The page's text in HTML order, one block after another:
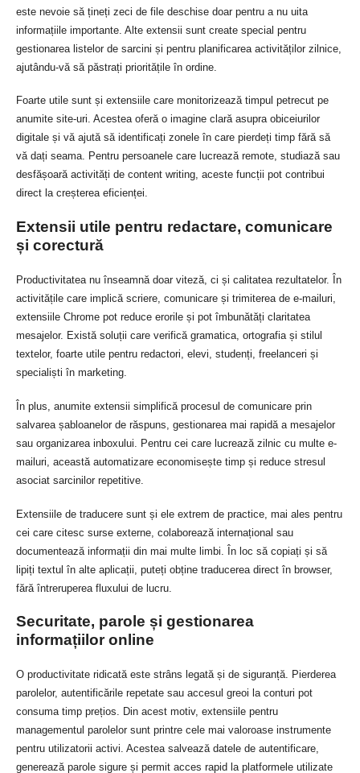
este nevoie să țineți zeci de file deschise doar pentru a nu uita
informațiile importante. Alte extensii sunt create special pentru
gestionarea listelor de sarcini și pentru planificarea activităților zilnice,
ajutându-vă să păstrați prioritățile în ordine.
Foarte utile sunt și extensiile care monitorizează timpul petrecut pe
anumite site-uri. Acestea oferă o imagine clară asupra obiceiurilor
digitale și vă ajută să identificați zonele în care pierdeți timp fără să
vă dați seama. Pentru persoanele care lucrează remote, studiază sau
desfășoară activități de content writing, aceste funcții pot contribui
direct la creșterea eficienței.
Extensii utile pentru redactare, comunicare
și corectură
Productivitatea nu înseamnă doar viteză, ci și calitatea rezultatelor. În
activitățile care implică scriere, comunicare și trimiterea de e-mailuri,
extensiile Chrome pot reduce erorile și pot îmbunătăți claritatea
mesajelor. Există soluții care verifică gramatica, ortografia și stilul
textelor, foarte utile pentru redactori, elevi, studenți, freelanceri și
specialiști în marketing.
În plus, anumite extensii simplifică procesul de comunicare prin
salvarea șabloanelor de răspuns, gestionarea mai rapidă a mesajelor
sau organizarea inboxului. Pentru cei care lucrează zilnic cu multe e-
mailuri, această automatizare economisește timp și reduce stresul
asociat sarcinilor repetitive.
Extensiile de traducere sunt și ele extrem de practice, mai ales pentru
cei care citesc surse externe, colaborează internațional sau
documentează informații din mai multe limbi. În loc să copiați și să
lipiți textul în alte aplicații, puteți obține traducerea direct în browser,
fără întreruperea fluxului de lucru.
Securitate, parole și gestionarea
informațiilor online
O productivitate ridicată este strâns legată și de siguranță. Pierderea
parolelor, autentificările repetate sau accesul greoi la conturi pot
consuma timp prețios. Din acest motiv, extensiile pentru
managementul parolelor sunt printre cele mai valoroase instrumente
pentru utilizatorii activi. Acestea salvează datele de autentificare,
generează parole sigure și permit acces rapid la platformele utilizate